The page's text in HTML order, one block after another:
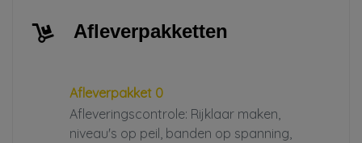
Afleverpakketten
Afleverpakket 0
Afleveringscontrole: Rijklaar maken,
niveau's op peil, banden op spanning,